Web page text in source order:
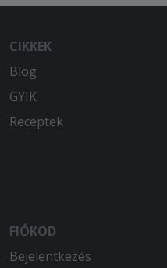
vettük észre ,
köszönjük a
Gyors, finom,
Lemaradt a
kertünk és
Finom, diszkrét
Csak ajánlani
CIKKEK
Blog
GYIK
Receptek
FIÓKOD
Bejelentkezés